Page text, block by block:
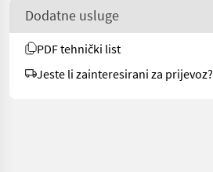
Dodatne usluge
PDF tehnički list
Jeste li zainteresirani za prijevoz?